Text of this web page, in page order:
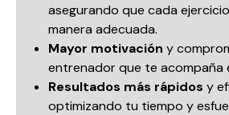
asegurando que cada
manera adecuada.
Mayor motivación y
entrenador que te acompaña
Resultados más rápidos y
optimizando tu tiempo y